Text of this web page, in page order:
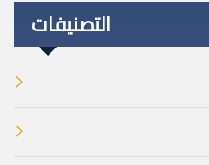
التصنيفات